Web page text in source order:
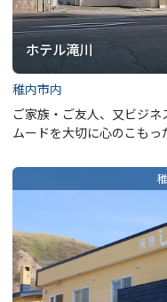
ホテル滝川
稚内市内
ご家族・ご友人、又ビジ
ムードを大切に心のこも